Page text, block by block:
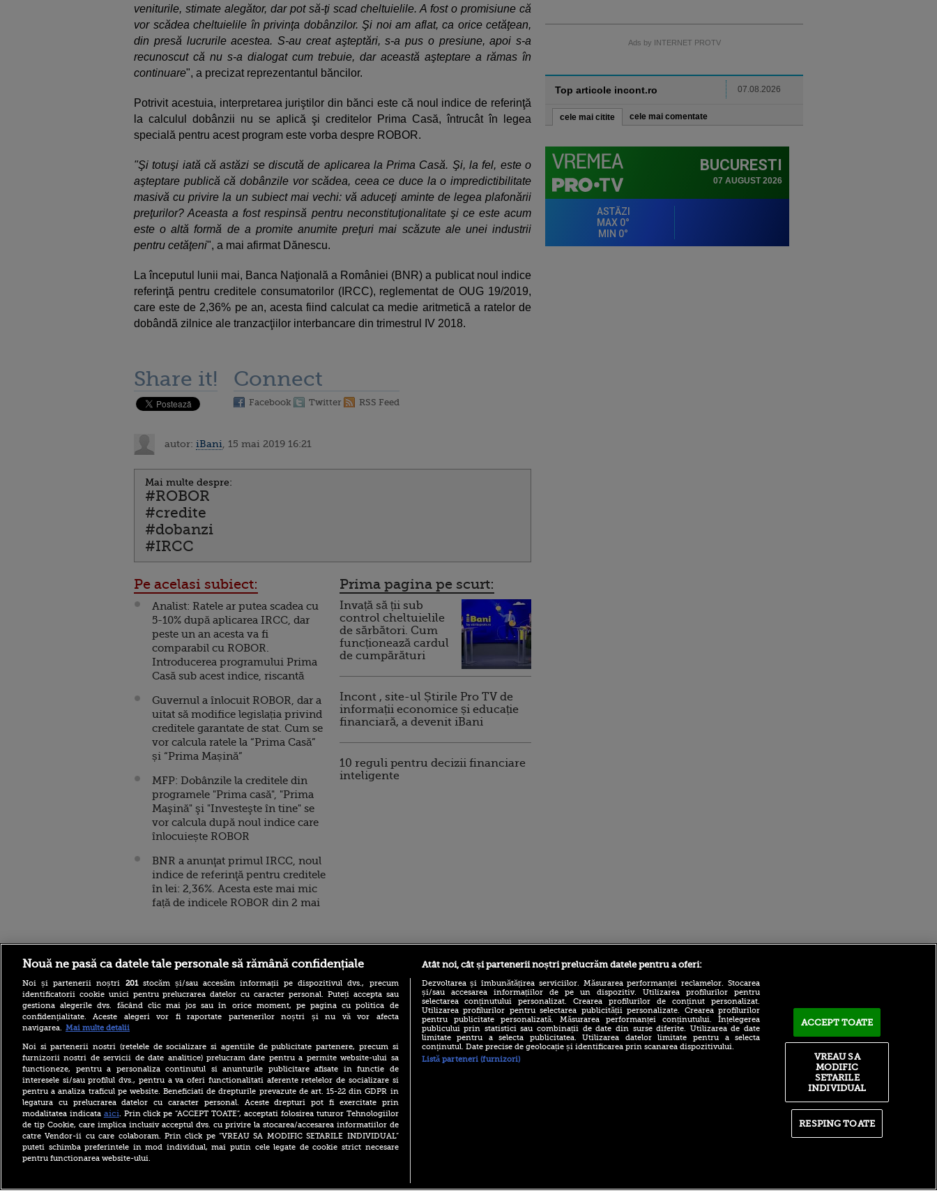
veniturile, stimate alegător, dar pot să-ţi scad cheltuielile. A fost o promisiune că
vor scădea cheltuielile în privinţa dobânzilor. Şi noi am aflat, ca orice cetăţean,
din presă lucrurile acestea. S-au creat aşteptări, s-a pus o presiune, apoi s-a
recunoscut că nu s-a dialogat cum trebuie, dar această aşteptare a rămas în
continuare", a precizat reprezentantul băncilor.
Potrivit acestuia, interpretarea juriştilor din bănci este că noul indice de referinţă
la calculul dobânzii nu se aplică şi creditelor Prima Casă, întrucât în legea
specială pentru acest program este vorba despre ROBOR.
"Şi totuşi iată că astăzi se discută de aplicarea la Prima Casă. Şi, la fel, este o
aşteptare publică că dobânzile vor scădea, ceea ce duce la o impredictibilitate
masivă cu privire la un subiect mai vechi: vă aduceţi aminte de legea plafonării
preţurilor? Aceasta a fost respinsă pentru neconstituţionalitate şi ce este acum
este o altă formă de a promite anumite preţuri mai scăzute ale unei industrii
pentru cetăţeni", a mai afirmat Dănescu.
La începutul lunii mai, Banca Naţională a României (BNR) a publicat noul indice
referinţă pentru creditele consumatorilor (IRCC), reglementat de OUG 19/2019,
care este de 2,36% pe an, acesta fiind calculat ca medie aritmetică a ratelor de
dobândă zilnice ale tranzacţiilor interbancare din trimestrul IV 2018.
Share it! Connect
Facebook Twitter RSS Feed
autor: iBani , 15 mai 2019 16:21
Mai multe despre:
#ROBOR
#credite
#dobanzi
#IRCC
Pe acelasi subiect:
Analist: Ratele ar putea scadea cu
5-10% după aplicarea IRCC, dar
peste un an acesta va fi
comparabil cu ROBOR.
Introducerea programului Prima
Casă sub acest indice, riscantă
Guvernul a înlocuit ROBOR, dar a
uitat să modifice legislația privind
creditele garantate de stat. Cum se
vor calcula ratele la “Prima Casă”
și “Prima Mașină”
MFP: Dobânzile la creditele din
programele "Prima casă", "Prima
Maşină" şi "Investeşte în tine" se
vor calcula după noul indice care
înlocuiește ROBOR
BNR a anunţat primul IRCC, noul
indice de referinţă pentru creditele
în lei: 2,36%. Acesta este mai mic
față de indicele ROBOR din 2 mai
Prima pagina pe scurt:
Invață să ții sub
control cheltuielile
de sărbători. Cum
funcționează cardul
de cumpărături
Incont , site-ul Știrile Pro TV de
informații economice și educație
financiară, a devenit iBani
10 reguli pentru decizii financiare
inteligente
Ads by INTERNET PROTV
Top articole incont.ro 07.08.2026
cele mai citite cele mai comentate
Stirileprotv.ro
La aproape 100 de ani, face
acrobații pe aripa unui
avion. Povestea incredibilă
a lui Elizabeth Bromage.
VIDEO
De ce Bulgaria are producție
record la Kozlodui pe timp
de secetă, în timp ce
România importă energie
Moment istoric pentru
catolicii din România.
ilike-it.ro foodstory.ro
(P) Descoperă Lumea
Procinema.ro Sport.ro
Nouă ne pasă ca datele tale personale să rămână confidențiale
Noi și partenerii noștri 201stocăm și/sau accesăm informații pe dispozitivul dvs., precum
identificatorii cookie unici pentru prelucrarea datelor cu caracter personal. Puteți accepta sau
gestiona alegerile dvs. făcând clic mai jos sau în orice moment, pe pagina cu politica de
confidențialitate. Aceste alegeri vor fi raportate partenerilor noștri și nu vă vor afecta
navigarea. Mai multe detalii
Noi si partenerii nostri (retelele de socializare si agentiile de publicitate partenere, precum si
furnizorii nostri de servicii de date analitice) prelucram date pentru a permite website-ului sa
functioneze, pentru a personaliza continutul si anunturile publicitare afisate in functie de
interesele si/sau profilul dvs., pentru a va oferi functionalitati aferente retelelor de socializare si
pentru a analiza traficul pe website. Beneficiati de drepturile prevazute de art. 15-22 din GDPR in
legatura cu prelucrarea datelor cu caracter personal. Aceste drepturi pot fi exercitate prin
modalitatea indicata aici. Prin click pe “ACCEPT TOATE”, acceptati folosirea tuturor Tehnologiilor
de tip Cookie, care implica inclusiv acceptul dvs. cu privire la stocarea/accesarea informatiilor de
catre Vendor-ii cu care colaboram. Prin click pe “VREAU SA MODIFIC SETARILE INDIVIDUAL”
puteti schimba preferintele in mod individual, mai putin cele legate de cookie strict necesare
pentru functionarea website-ului.
Atât noi, cât și partenerii noștri prelucrăm datele pentru a oferi:
Dezvoltarea și îmbunătățirea serviciilor. Măsurarea performanței reclamelor. Stocarea
și/sau accesarea informațiilor de pe un dispozitiv. Utilizarea profilurilor pentru
selectarea conținutului personalizat. Crearea profilurilor de conținut personalizat.
Utilizarea profilurilor pentru selectarea publicității personalizate. Crearea profilurilor
pentru publicitate personalizată. Măsurarea performanței conținutului. Înțelegerea
publicului prin statistici sau combinații de date din surse diferite. Utilizarea de date
limitate pentru a selecta publicitatea. Utilizarea datelor limitate pentru a selecta
conținutul. Date precise de geolocație și identificarea prin scanarea dispozitivului.
Listă parteneri (furnizori)
ACCEPT TOATE
RESPING TOATE
VREAU SA
MODIFIC
SETARILE
INDIVIDUAL